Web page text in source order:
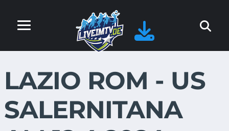
LAZIO ROM - US
SALERNITANA